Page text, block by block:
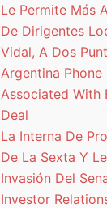
Le Permite Más
De Dirigentes
Vidal, A Dos
Argentina Phone
Associated With
Deal
La Interna De
De La Sexta Y
Invasión Del
Investor